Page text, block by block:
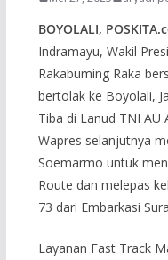
BOYOLALI,
Indramayu, Wakil
Rakabuming Raka
bertolak ke Boyolali,
Tiba di Lanud TNI AU
Wapres selanjutnya
Soemarmo untuk
Route dan melepas
73 dari Embarkasi
Layanan Fast Track